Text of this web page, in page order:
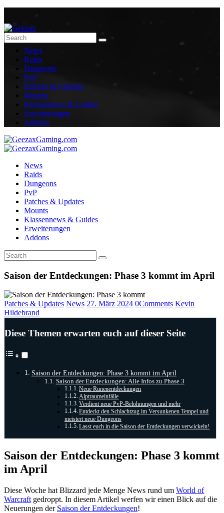
News
Raids
Dungeons
PvP
Patches & Updates
Mounts
Klassennews & Guides
Erweiterungen
Addons
News
Raids
Dungeons
PvP
Patches & Updates
Mounts
Klassennews & Guides
Erweiterungen
Addons
Saison der Entdeckungen: Phase 3 kommt im April
Patches & Updates News 27. März 2024 0Comments Kevin
Hildebrand
Diese Themen erwarten euch auf dieser Seite
Saison der Entdeckungen: Phase 3 kommt im April
Saison der Entdeckungen: Alle Infos zu Phase 3
Neue Runenentdeckungen
Alptraumeinfälle
Verdient neue PvP-Belohnungen und mehr
Entdeckt den Schlachtzug im Versunkenen Tempel und
meistert neue Dungeons
Lasst euch in die Saison der Entdeckungen verwickeln!
Saison der Entdeckungen: Phase 3 kommt
im April
Diese Woche hat Blizzard jede Menge News rund um World of
Warcraft gedroppt. In diesem Artikel werfen wir einen Blick auf die
Neuerungen der Saison der Entdeckungen!